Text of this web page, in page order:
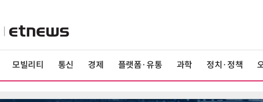
모빌리티 통신 경제 플랫폼·유통 과학 정치·정책